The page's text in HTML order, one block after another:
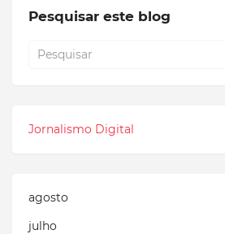
Pesquisar este blog
Jornalismo Digital
agosto
julho